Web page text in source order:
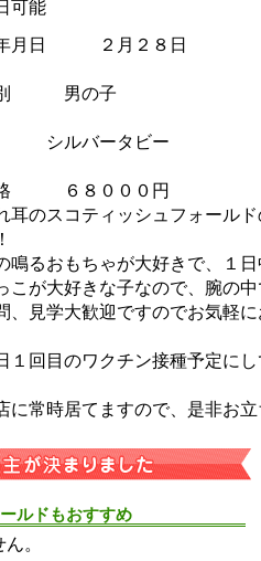
可能
月日 ２月２８日
男の子
シルバータビー
６８０００円
耳のスコティッシュフォール
鳴るおもちゃが大好きで、１
こが大好きな子なので、腕の
、見学大歓迎ですのでお気軽
１回目のワクチン接種予定に
に常時居てますので、是非お
ルドもおすすめ
。